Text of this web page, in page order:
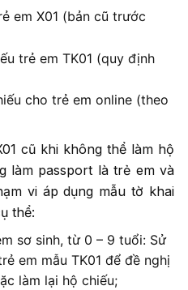
em X01 (bản cũ trước
trẻ em TK01 (quy định
cho trẻ em online (theo
cũ khi không thể làm hộ
làm passport là trẻ em và
vi áp dụng mẫu tờ khai
thể:
sơ sinh, từ 0 – 9 tuổi: Sử
em mẫu TK01 để đề nghị
làm lại hộ chiếu;